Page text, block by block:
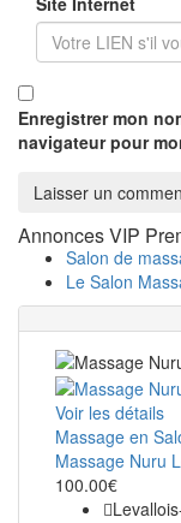
Enregistrer mon
navigateur pour
Annonces VIP
Salon de
Le Salon
Voir les détails
Massage en
Massage Nuru
100.00€